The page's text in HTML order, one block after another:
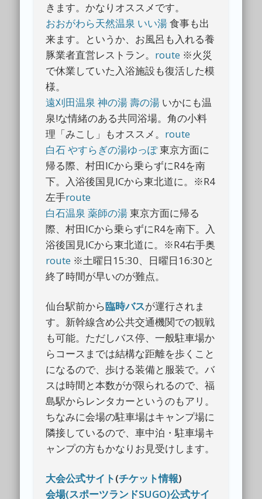
きます。かなりオススメです。
おおがわら天然温泉 いい湯食事も出
来ます。というか、お風呂も入れる養
豚業者直営レストラン。 route ※火災
で休業していた入浴施設も復活した模
様。
遠刈田温泉 神の湯壽の湯 いかにも温
泉!な情緒のある共同浴場。角の小料
理「みこし」もオススメ。 route
白石 やすらぎの湯ゆっぽ東京方面に
帰る際、村田ICから乗らずにR4を南
下。入浴後国見ICから東北道に。※R4
左手route
白石温泉 薬師の湯東京方面に帰る
際、村田ICから乗らずにR4を南下。入
浴後国見ICから東北道に。※R4右手奥
route ※土曜日15:30、日曜日16:30と
終了時間が早いのが難点。
仙台駅前から臨時バスが運行されま
す。新幹線含め公共交通機関での観戦
も可能。ただしバス停、一般駐車場か
らコースまでは結構な距離を歩くこと
になるので、歩ける装備と服装で。バ
スは時間と本数がが限られるので、福
島駅からレンタカーというのもアリ。
ちなみに会場の駐車場はキャンプ場に
隣接しているので、車中泊・駐車場キ
ャンプの方もかなりお見受けします。
大会公式サイト(チケット情報)
会場(スポーツランドSUGO)公式サイ